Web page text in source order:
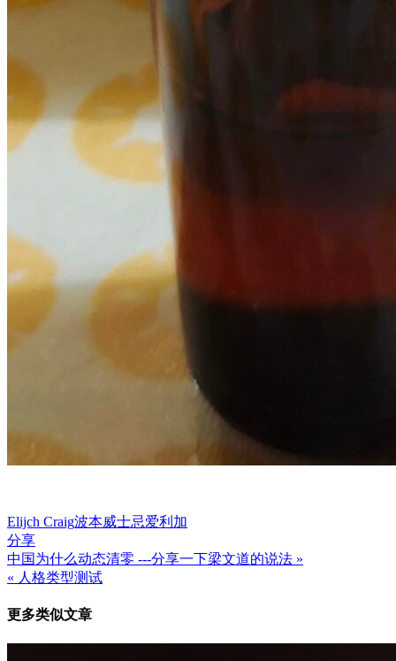
Elijch Craig波本威士忌爱利加
分享
文
章
导
航
中国为什么动态清零 ---分享一下梁文道的说法 »
« 人格类型测试
更多类似文章